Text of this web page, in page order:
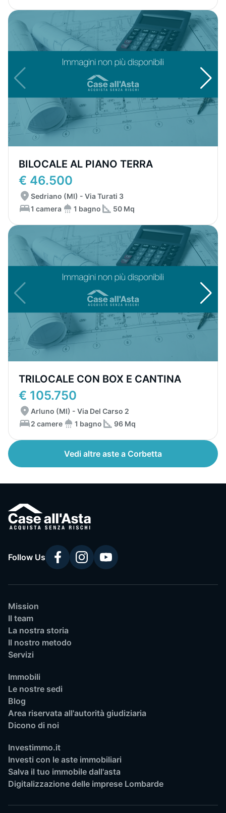
BILOCALE AL PIANO TERRA
€ 46.500
Sedriano (MI) - Via Turati 3
1 camera
1 bagno 50 Mq
TRILOCALE CON BOX E CANTINA
€ 105.750
Arluno (MI) - Via Del Carso 2
2 camere
1 bagno 96 Mq
Vedi altre aste a Corbetta
Follow Us
Mission
Il team
La nostra storia
Il nostro metodo
Servizi
Immobili
Le nostre sedi
Blog
Area riservata all'autorità giudiziaria
Dicono di noi
Investimmo.it
Investi con le aste immobiliari
Salva il tuo immobile dall'asta
Digitalizzazione delle imprese Lombarde